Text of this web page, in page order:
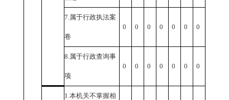
7. 属于行政执法案
卷
0 0 0 0 0 0 0
8. 属于行政查询事
项
0 0 0 0 0 0 0
1. 本机关不掌握相